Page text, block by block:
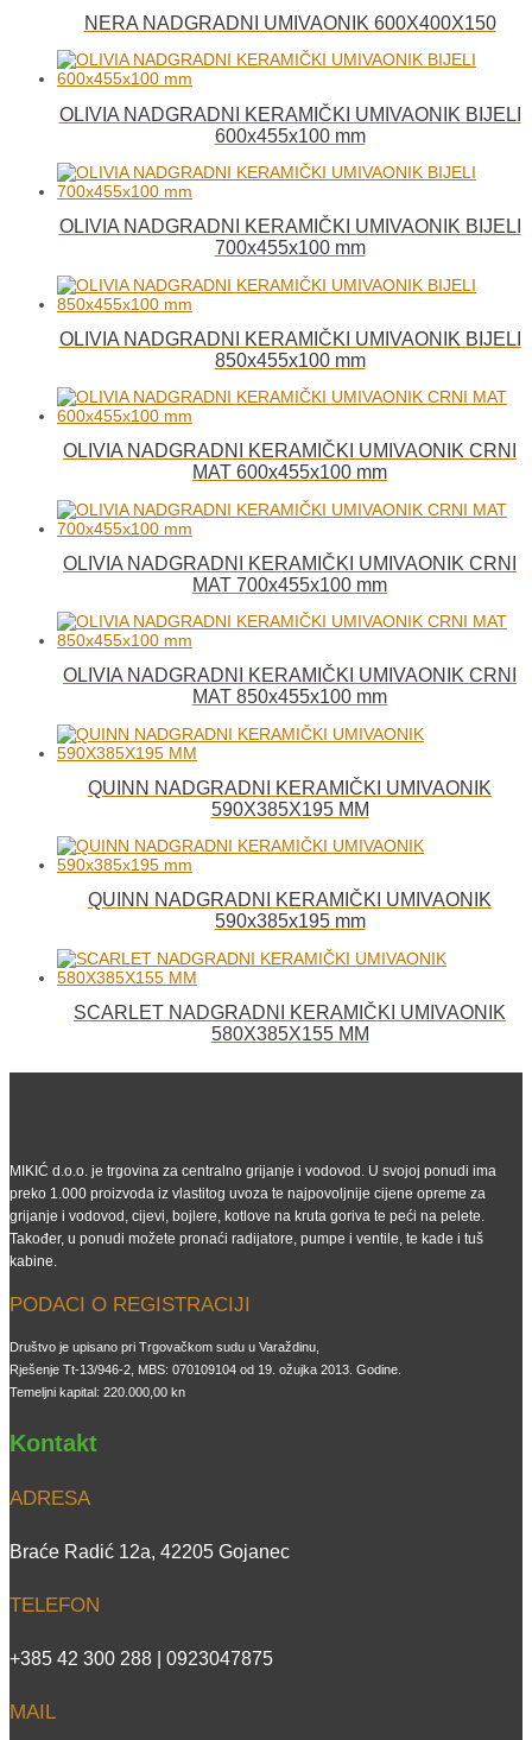
NERA NADGRADNI UMIVAONIK 600X400X150
OLIVIA NADGRADNI KERAMIČKI UMIVAONIK BIJELI
600x455x100 mm
OLIVIA NADGRADNI KERAMIČKI UMIVAONIK BIJELI
700x455x100 mm
OLIVIA NADGRADNI KERAMIČKI UMIVAONIK BIJELI
850x455x100 mm
OLIVIA NADGRADNI KERAMIČKI UMIVAONIK CRNI
MAT 600x455x100 mm
OLIVIA NADGRADNI KERAMIČKI UMIVAONIK CRNI
MAT 700x455x100 mm
OLIVIA NADGRADNI KERAMIČKI UMIVAONIK CRNI
MAT 850x455x100 mm
QUINN NADGRADNI KERAMIČKI UMIVAONIK
590X385X195 MM
QUINN NADGRADNI KERAMIČKI UMIVAONIK
590x385x195 mm
SCARLET NADGRADNI KERAMIČKI UMIVAONIK
580X385X155 MM
MIKIĆ d.o.o. je trgovina za centralno grijanje i vodovod. U svojoj ponudi ima
preko 1.000 proizvoda iz vlastitog uvoza te najpovoljnije cijene opreme za
grijanje i vodovod, cijevi, bojlere, kotlove na kruta goriva te peći na pelete.
Također, u ponudi možete pronaći radijatore, pumpe i ventile, te kade i tuš
kabine.
PODACI O REGISTRACIJI
Društvo je upisano pri Trgovačkom sudu u Varaždinu,
Rješenje Tt-13/946-2, MBS: 070109104 od 19. ožujka 2013. Godine.
Temeljni kapital: 220.000,00 kn
Kontakt
ADRESA
Braće Radić 12a, 42205 Gojanec
TELEFON
+385 42 300 288 | 0923047875
MAIL